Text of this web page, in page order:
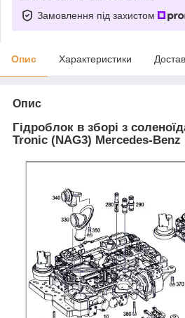
Замовлення під захистом
Опис Характеристики
Опис
Гідроблок в зборі з
Tronic (NAG3) Mercedes-Benz